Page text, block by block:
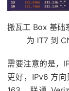
搬瓦工 Box 基础
为 IT7 到
需要注意的是，
更好，IPv6 方